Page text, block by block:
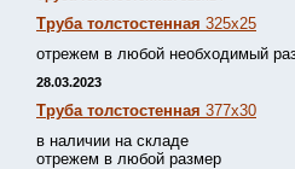
Труба толстостенная 325х25
отрежем в любой необходимый
28.03.2023
Труба толстостенная 377х30
в наличии на складе
отрежем в любой размер